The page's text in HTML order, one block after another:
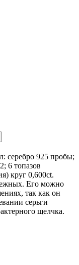
серебро 925 пробы;
6 топазов
круг 0,600ct.
Его можно
так как он
серьги
щелчка.